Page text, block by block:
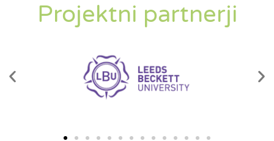
Projektni partnerji